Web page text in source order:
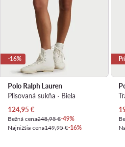
-16%
Polo Ralph Lauren
Plisovaná sukňa · Biela
Aktuálna cena
124,95€
Bežná cena248,95 €-49%
Najnižšia cena149,95 €-16%